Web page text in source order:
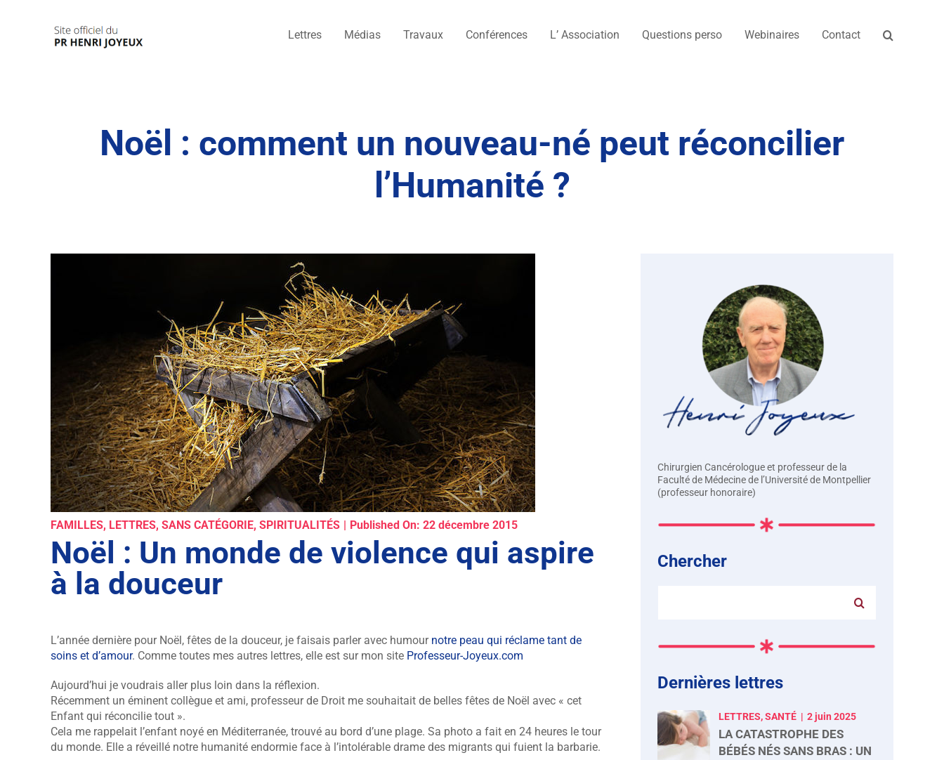
Lettres Médias Travaux Conférences L’ Association Questions perso Webinaires Contact
Noël : comment un nouveau-né peut réconcilier
l’Humanité ?
FAMILLES, LETTRES, SANS CATÉGORIE, SPIRITUALITÉS | Published On: 22 décembre 2015
Noël : Un monde de violence qui aspire
à la douceur
L’année dernière pour Noël, fêtes de la douceur, je faisais parler avec humour notre peau qui réclame tant de
soins et d’amour. Comme toutes mes autres lettres, elle est sur mon site Professeur-Joyeux.com
Aujourd’hui je voudrais aller plus loin dans la réflexion.
Récemment un éminent collègue et ami, professeur de Droit me souhaitait de belles fêtes de Noël avec « cet
Enfant qui réconcilie tout ».
Cela me rappelait l’enfant noyé en Méditerranée, trouvé au bord d’une plage. Sa photo a fait en 24 heures le tour
du monde. Elle a réveillé notre humanité endormie face à l’intolérable drame des migrants qui fuient la barbarie.
Chirurgien Cancérologue et professeur de la
Faculté de Médecine de l’Université de Montpellier
(professeur honoraire)
Chercher
Dernières lettres
LETTRES, SANTÉ 2 juin 2025
LA CATASTROPHE DES
BÉBÉS NÉS SANS BRAS : UN